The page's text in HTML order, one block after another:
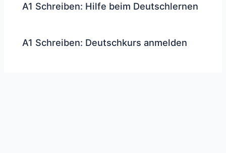
A1 Schreiben: Hilfe beim Deutschlernen
A1 Schreiben: Deutschkurs anmelden